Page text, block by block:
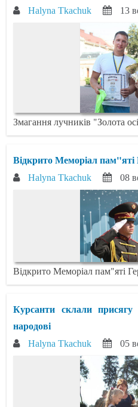
Halyna Tkachuk 13
Змагання лучників "Золота
Відкрито Меморіал пам"яті
Halyna Tkachuk 08
Відкрито Меморіал пам"яті
Курсанти склали присягу
народові
Halyna Tkachuk 05